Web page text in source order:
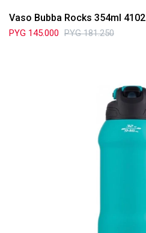
Vaso Bubba Rocks 354ml 4102
PYG 145.000 PYG 181.250